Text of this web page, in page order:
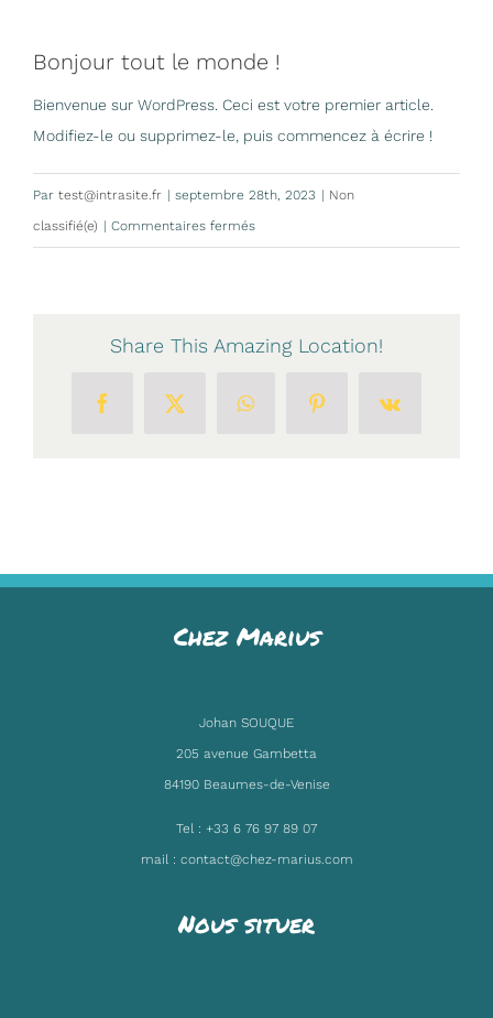
Bonjour tout le monde !
Bienvenue sur WordPress. Ceci est votre premier article.
Modifiez-le ou supprimez-le, puis commencez à écrire !
Par test@intrasite.fr | septembre 28th, 2023 | Non
classifié(e) | Commentaires ferméssur
monde !
Share This Amazing Location!
FacebookX WhatsAppPinterestVk
Chez Marius
Johan SOUQUE
205 avenue Gambetta
84190 Beaumes-de-Venise
Tel : +33 6 76 97 89 07
mail : contact@chez-marius.com
Nous situer